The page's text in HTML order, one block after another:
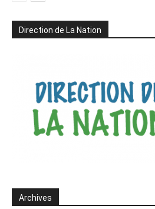
Direction de La Nation
Archives